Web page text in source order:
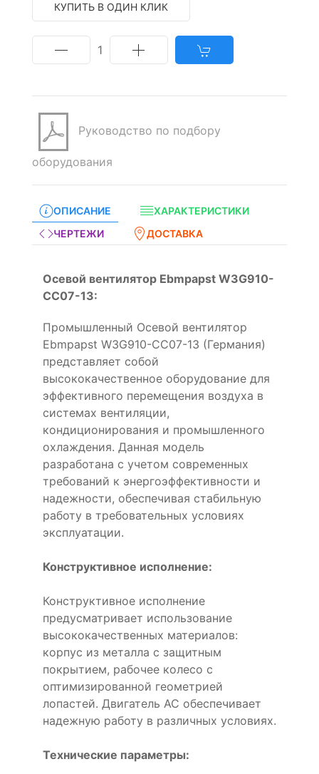
КУПИТЬ В ОДИН КЛИК
1
Руководство по подбору
оборудования
ОПИСАНИЕ
ХАРАКТЕРИСТИКИ
ЧЕРТЕЖИ
ДОСТАВКА
Осевой вентилятор Ebmpapst W3G910-
CC07-13:
Промышленный Осевой вентилятор
Ebmpapst W3G910-CC07-13 (Германия)
представляет собой
высококачественное оборудование для
эффективного перемещения воздуха в
системах вентиляции,
кондиционирования и промышленного
охлаждения. Данная модель
разработана с учетом современных
требований к энергоэффективности и
надежности, обеспечивая стабильную
работу в требовательных условиях
эксплуатации.
Конструктивное исполнение:
Конструктивное исполнение
предусматривает использование
высококачественных материалов:
корпус из металла с защитным
покрытием, рабочее колесо с
оптимизированной геометрией
лопастей. Двигатель AC обеспечивает
надежную работу в различных условиях.
Технические параметры: